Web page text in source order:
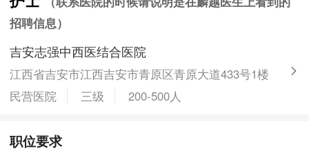
招聘信息）
吉安志强中西医结合医院
江西省吉安市江西吉安市青原区青原大道433号1楼
民营医院
三级 200-500人
职位要求